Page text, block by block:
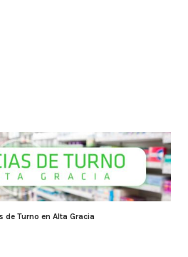
de Turno en Alta Gracia